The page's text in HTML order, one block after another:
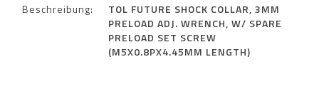
Beschreibung:
TOL FUTURE SHOCK COLLAR, 3MM
PRELOAD ADJ. WRENCH, W/ SPARE
PRELOAD SET SCREW
(M5X0.8PX4.45MM LENGTH)